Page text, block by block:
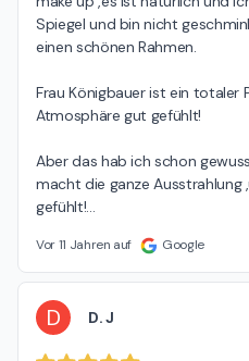
Spiegel und bin nicht
einen schönen Rahmen.
Frau Königbauer ist ein totaler
Atmosphäre gut gefühlt!
Aber das hab ich schon
macht die ganze Ausstrahlung
gefühlt!…
Vor 11 Jahren auf Google
D D. J